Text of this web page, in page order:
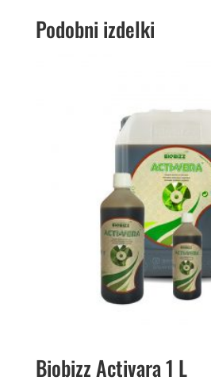
Podobni izdelki
Biobizz Activara 1 L